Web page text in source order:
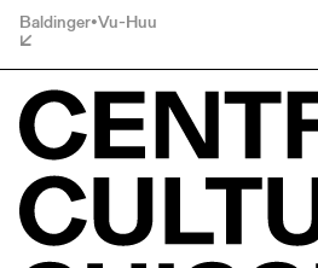
Baldinger•Vu-Huu